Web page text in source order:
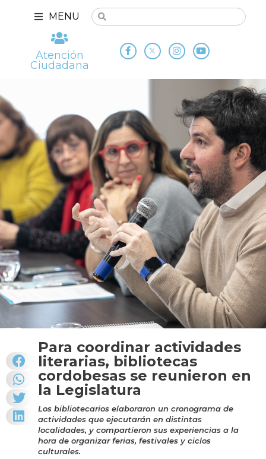
MENU
Atención
Ciudadana
Para coordinar actividades
literarias, bibliotecas
cordobesas se reunieron en
la Legislatura
Los bibliotecarios elaboraron un cronograma de
actividades que ejecutarán en distintas
localidades, y compartieron sus experiencias a la
hora de organizar ferias, festivales y ciclos
culturales.